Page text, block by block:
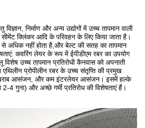
निर्माण और अन्य उद्योगों में उच्च तापमान वाली
क्लिंकर आदि के परिवहन के लिए किया जाता है।
से अधिक नहीं होता है,और बेल्ट की सतह का तापमान
कवरिंग लेयर के रूप में ईपीडीएम रबर का उपयोग
उच्च तापमान प्रतिरोधी कैनवास को अपनाती
प्रोपीलीन रबर के उच्च संतृप्ति की प्रमुख
आसंजन, और कम इंटरलेयर आसंजन। इसमें हल्के
4 गुना) और अच्छे गर्मी प्रतिरोध की विशेषताएं हैं।